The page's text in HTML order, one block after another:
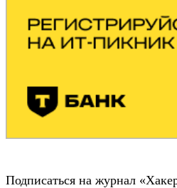
Подписаться на журнал